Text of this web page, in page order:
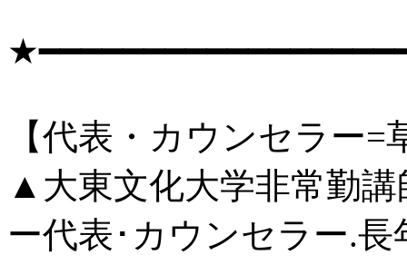
【代表・カウンセラー=
▲大東文化大学非常勤
ー代表･カウンセラー.